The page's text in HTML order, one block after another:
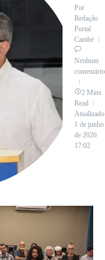
Por
Redação
Portal
Cambé
Nenhum
comentário
2 Mins
Read
1 de junho
de 2026
17:02